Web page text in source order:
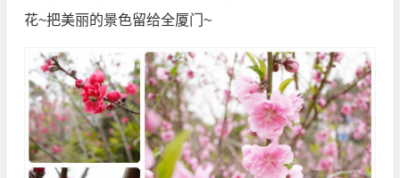
花~把美丽的景色留给全厦门~